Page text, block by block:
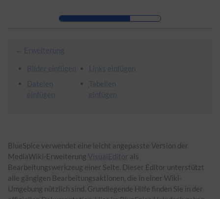
Zur Hauptnavigation
← Erweiterung
Bilder einfügen
Dateien
einfügen
Links einfügen
Tabellen
einfügen
BlueSpice verwendet eine leicht angepasste Version der
MediaWiki-Erweiterung VisualEditor als
Bearbeitungswerkzeug einer Seite. Dieser Editor unterstützt
alle gängigen Bearbeitungsaktionen, die in einer Wiki-
Umgebung nützlich sind. Grundlegende Hilfe finden Sie in der